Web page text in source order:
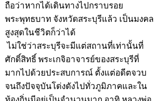
ถือว่าหากได้เดินทางไปกราบรอย
พระพุทธบาท จังหวัดสระบุรีแล้ว เป็นมงคล
สูงสุดในชีวิตก็ว่าได้
ไม่ใช่ว่าสระบุรีจะมีแต่สถานที่เท่านั้นที่
ศักดิ์สิทธิ์ พระเกจิอาจารย์ของสระบุรีที่
มากไปด้วยประสบการณ์ ตั้งแต่อดีตจวบ
จนถึงปัจจุบันโด่งดังไปทั่วภูมิภาคและใน